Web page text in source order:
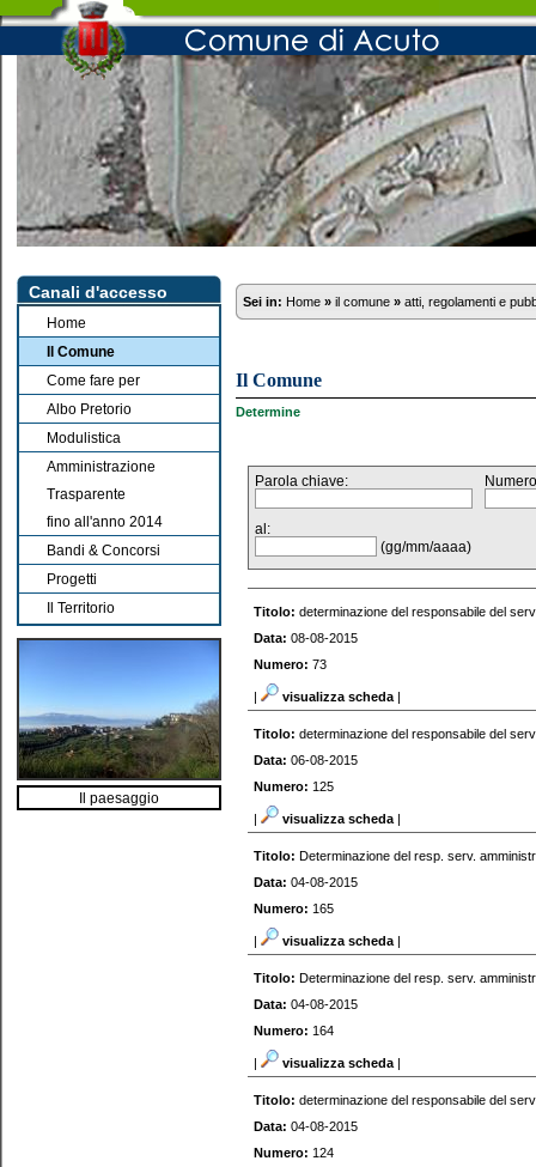
Canali d'accesso
Home
Il Comune
Come fare per
Albo Pretorio
Modulistica
Amministrazione
Trasparente
fino all'anno 2014
Bandi & Concorsi
Progetti
Il Territorio
Il paesaggio
Sei in: Home » il comune » atti, regolamenti e
Il Comune
Determine
Parola chiave:
al:
(gg/mm/aaaa)
Titolo: determinazione del responsabile del
Data: 08-08-2015
Numero: 73
| visualizza scheda |
Titolo: determinazione del responsabile del
Data: 06-08-2015
Numero: 125
| visualizza scheda |
Titolo: Determinazione del resp. serv.
Data: 04-08-2015
Numero: 165
| visualizza scheda |
Titolo: Determinazione del resp. serv.
Data: 04-08-2015
Numero: 164
| visualizza scheda |
Titolo: determinazione del responsabile del
Data: 04-08-2015
Numero: 124